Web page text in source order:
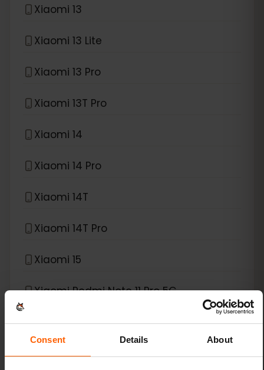
Consent Details About
Xiaomi 13
Xiaomi 13 Lite
Xiaomi 13 Pro
Xiaomi 13T Pro
Xiaomi 14
Xiaomi 14 Pro
Xiaomi 14T
Xiaomi 14T Pro
Xiaomi 15
Xiaomi Redmi Note 11 Pro 5G
Xiaomi Redmi Note 13 Pro
Xiaomi Redmi Note 13 Pro Plus